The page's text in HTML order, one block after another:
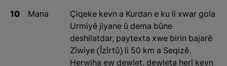
10 Mana
Çiqeke kevn a Kurdan e ku li xwar gola
Urmiyê jiyane û dema bûne
deshilatdar, paytexta xwe birin bajarê
Zîwiye (Îzîrtû) li 50 km a Seqizê.
Herwiha ew dewlet, dewleta herî kevn